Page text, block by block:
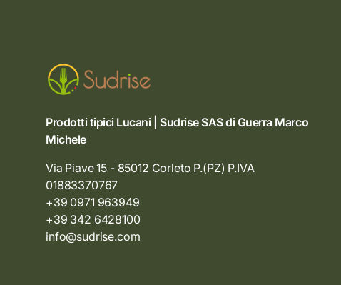
Prodotti tipici Lucani | Sudrise SAS di Guerra Marco
Michele
Via Piave 15 - 85012 Corleto P.(PZ) P.IVA
01883370767
+39 0971 963949
+39 342 6428100
info@sudrise.com